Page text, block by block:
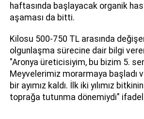
haftasında başlayacak organik
aşaması da bitti.
Kilosu 500-750 TL arasında
olgunlaşma sürecine dair bilgi
"Aronya üreticisiyim, bu bizim 5.
Meyvelerimiz morarmaya başladı
bir ayımız kaldı. İlk iki yılımız
toprağa tutunma dönemiydi"